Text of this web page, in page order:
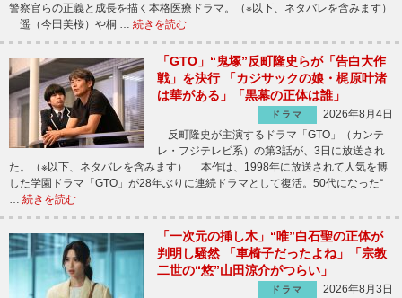
警察官らの正義と成長を描く本格医療ドラマ。（※以下、ネタバレを含みます）
遥（今田美桜）や桐 … 続きを読む
「GTO」“鬼塚”反町隆史らが「告白大作
戦」を決行 「カジサックの娘・梶原叶渚
は華がある」「黒幕の正体は誰」
ドラマ
2026年8月4日
反町隆史が主演するドラマ「GTO」（カンテ
レ・フジテレビ系）の第3話が、3日に放送され
た。（※以下、ネタバレを含みます） 本作は、1998年に放送されて人気を博
した学園ドラマ「GTO」が28年ぶりに連続ドラマとして復活。50代になった“
続きを読む
「一次元の挿し木」“唯”白石聖の正体が
判明し騒然 「車椅子だったよね」「宗教
二世の“悠”山田涼介がつらい」
ドラマ
2026年8月3日